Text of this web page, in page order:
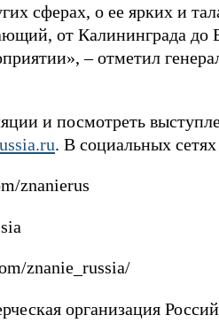
сферах, о ее ярких и
от Калининграда до
– отметил
и посмотреть
. В социальных
znanierus
znanie_russia/
организация